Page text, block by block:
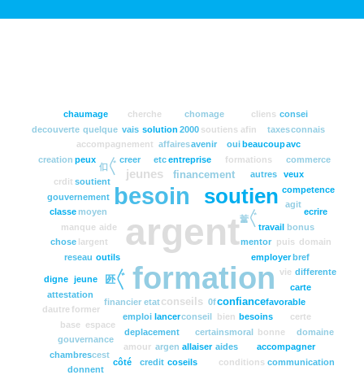
argent
formation
besoin soutien
jeunes financement
㔰〲
confiance
conseils
financier
mentor
outils
aide
㐰〲 creer entreprise formations
䔰〲
autres
besoins
bien
conseil
emploi
employer
espace
etat
etc
lancer
largent
moyen
soutient
travail
accompagnement affairesavenir beaucoup
bonne
certains
deplacement
favorable
former
gouvernance
gouvernement
jeune
manque
moral
oui
peux
puis
quelque
reseau
solution soutiens taxes
vais
veux
vie
0f
2000
accompagner
afin
agit
aides
allaiser
amour argen
attestation
avc
base
bonus
bref
carte
certe
cest
chambres
chaumage cherche chomage
chose
classe
cliens
commerce
communication
competence
conditions
connais
consei
coseils
crdit
creation
credit
côté
dautre
decouverte
differente
digne
domain
domaine
donnent
ecrire